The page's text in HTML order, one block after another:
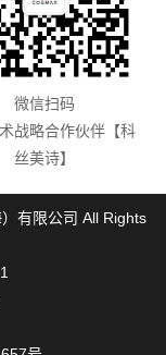
微信扫码
战略合作伙伴【科
丝美诗】
有限公司 All Rights